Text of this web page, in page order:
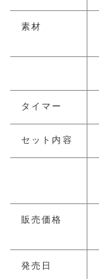
素材
タイマー
セット内容
販売価格
発売日